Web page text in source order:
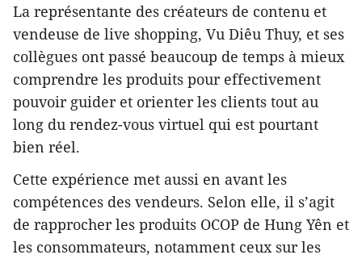
La représentante des créateurs de contenu et
vendeuse de live shopping, Vu Diêu Thuy, et ses
collègues ont passé beaucoup de temps à mieux
comprendre les produits pour effectivement
pouvoir guider et orienter les clients tout au
long du rendez-vous virtuel qui est pourtant
bien réel.
Cette expérience met aussi en avant les
compétences des vendeurs. Selon elle, il s’agit
de rapprocher les produits OCOP de Hung Yên et
les consommateurs, notamment ceux sur les